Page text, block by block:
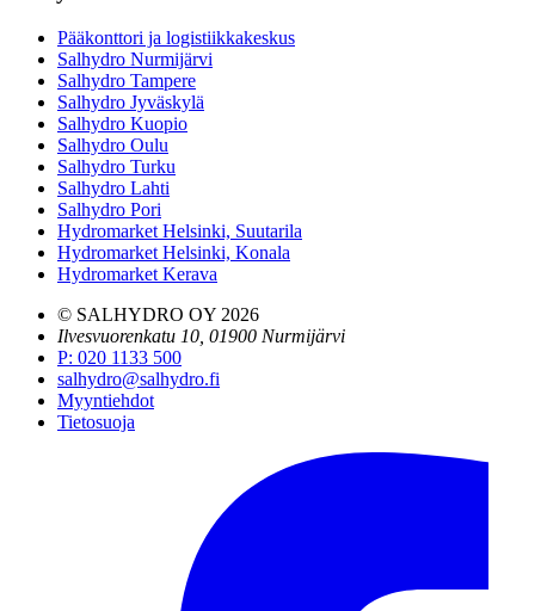
Pääkonttori ja logistiikkakeskus
Salhydro Nurmijärvi
Salhydro Tampere
Salhydro Jyväskylä
Salhydro Kuopio
Salhydro Oulu
Salhydro Turku
Salhydro Lahti
Salhydro Pori
Hydromarket Helsinki, Suutarila
Hydromarket Helsinki, Konala
Hydromarket Kerava
© SALHYDRO OY 2026
Ilvesvuorenkatu 10, 01900 Nurmijärvi
P: 020 1133 500
salhydro@salhydro.fi
Myyntiehdot
Tietosuoja